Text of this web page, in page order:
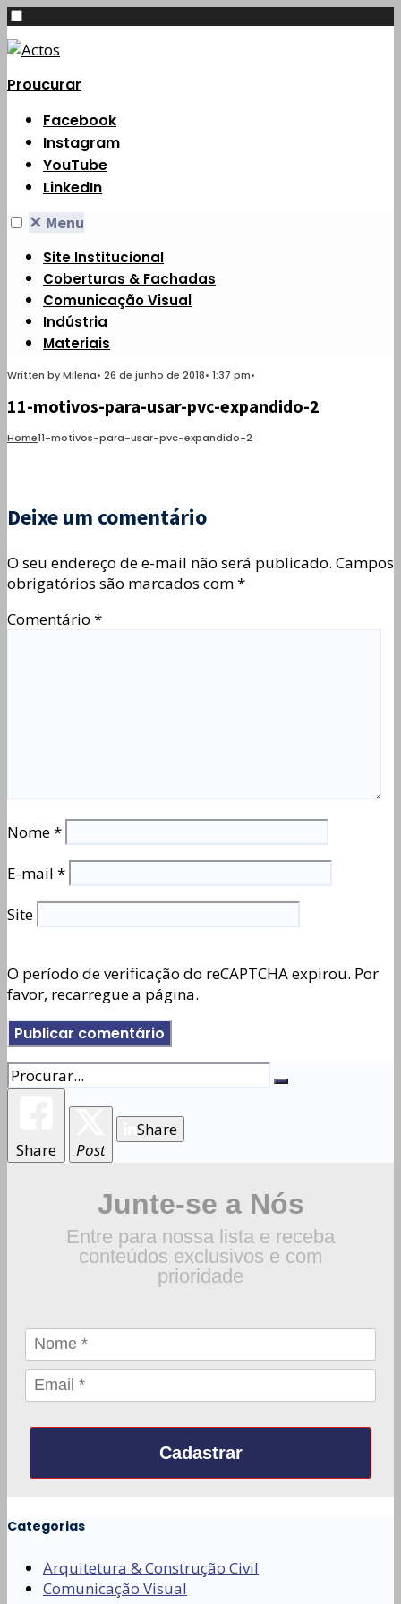
Proucurar
Facebook
Instagram
YouTube
LinkedIn
✕ Menu
Site Institucional
Coberturas & Fachadas
Comunicação Visual
Indústria
Materiais
Written byMilena• 26 de junho de 2018• 1:37 pm•
11-motivos-para-usar-pvc-expandido-2
Home11-motivos-para-usar-pvc-expandido-2
Deixe um comentário
O seu endereço de e-mail não será publicado. Campos
obrigatórios são marcados com*
Comentário *
Nome*
E-mail *
Site
O período de verificação do reCAPTCHA expirou. Por
favor, recarregue a página.
Share Post
Share
Junte-se a Nós
Entre para nossa lista e receba
conteúdos exclusivos e com
prioridade
Cadastrar
Categorias
Arquitetura & Construção Civil
Comunicação Visual